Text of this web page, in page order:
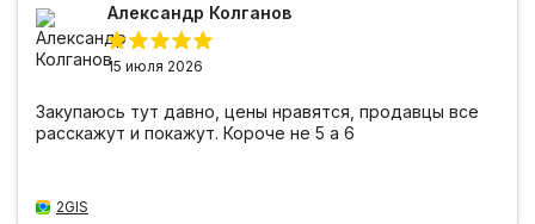
Александр Колганов
15 июля 2026
Закупаюсь тут давно, цены нравятся, продавцы все
расскажут и покажут. Короче не 5 а 6
2GIS